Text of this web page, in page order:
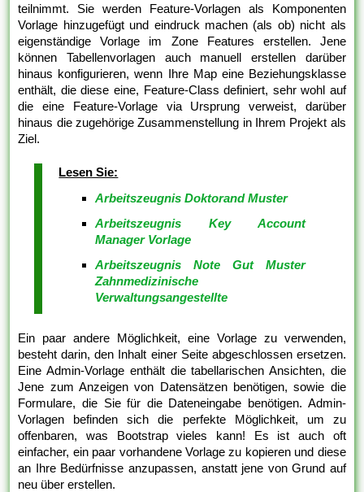
teilnimmt. Sie werden Feature-Vorlagen als Komponenten
Vorlage hinzugefügt und eindruck machen (als ob) nicht als
eigenständige Vorlage im Zone Features erstellen. Jene
können Tabellenvorlagen auch manuell erstellen darüber
hinaus konfigurieren, wenn Ihre Map eine Beziehungsklasse
enthält, die diese eine, Feature-Class definiert, sehr wohl auf
die eine Feature-Vorlage via Ursprung verweist, darüber
hinaus die zugehörige Zusammenstellung in Ihrem Projekt als
Ziel.
Lesen Sie:
Arbeitszeugnis Doktorand Muster
Arbeitszeugnis Key Account
Manager Vorlage
Arbeitszeugnis Note Gut Muster
Zahnmedizinische
Verwaltungsangestellte
Ein paar andere Möglichkeit, eine Vorlage zu verwenden,
besteht darin, den Inhalt einer Seite abgeschlossen ersetzen.
Eine Admin-Vorlage enthält die tabellarischen Ansichten, die
Jene zum Anzeigen von Datensätzen benötigen, sowie die
Formulare, die Sie für die Dateneingabe benötigen. Admin-
Vorlagen befinden sich die perfekte Möglichkeit, um zu
offenbaren, was Bootstrap vieles kann! Es ist auch oft
einfacher, ein paar vorhandene Vorlage zu kopieren und diese
an Ihre Bedürfnisse anzupassen, anstatt jene von Grund auf
neu über erstellen.